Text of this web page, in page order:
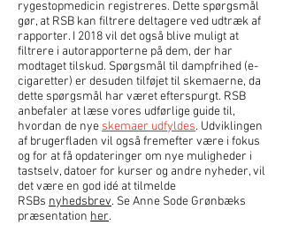
rygestopmedicin registreres. Dette spørgsmål
gør, at RSB kan filtrere deltagere ved udtræk af
rapporter. I 2018 vil det også blive muligt at
filtrere i autorapporterne på dem, der har
modtaget tilskud. Spørgsmål til dampfrihed (e-
cigaretter) er desuden tilføjet til skemaerne, da
dette spørgsmål har været efterspurgt. RSB
anbefaler at læse vores udførlige guide til,
hvordan de nye skemaer udfyldes. Udviklingen
af brugerfladen vil også fremefter være i fokus
og for at få opdateringer om nye muligheder i
tastselv, datoer for kurser og andre nyheder, vil
det være en god idé at tilmelde
RSBs nyhedsbrev. Se Anne Sode Grønbæks
præsentation her.